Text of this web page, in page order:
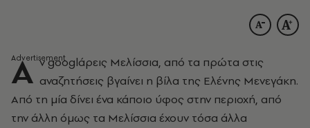
Α ν googlάρεις Μελίσσια, από τα πρώτα στις
αναζητήσεις βγαίνει η βίλα της Ελένης Μενεγάκη.
Από τη μία δίνει ένα κάποιο ύφος στην περιοχή, από
την άλλη όμως τα Μελίσσια έχουν τόσα άλλα